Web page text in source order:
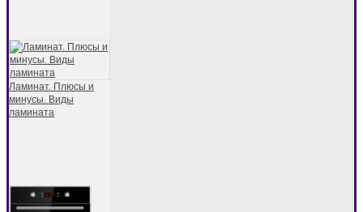
Ламинат. Плюсы и
минусы. Виды
ламината